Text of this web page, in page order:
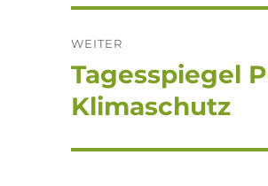
WEITER
Nächster
Beitrag:
Tagesspiegel
Klimaschutz